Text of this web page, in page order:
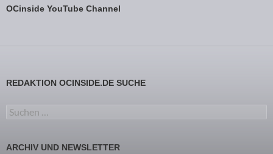
OCinside YouTube Channel
REDAKTION OCINSIDE.DE SUCHE
Suchen nach:
ARCHIV UND NEWSLETTER